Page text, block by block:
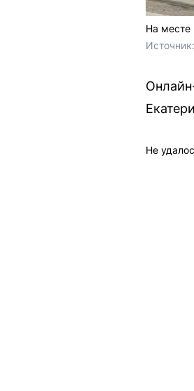
На месте
Источник:
Не